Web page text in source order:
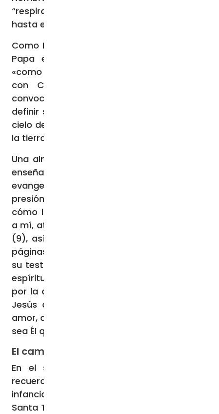
“respirado” por Teresa como acto de amor,
hasta el último aliento» (8).
Como Patrona de las misiones, recuerda el
Papa en la exhortación apostólica, que
«como sucede en todo encuentro auténtico
con Cristo, esta experiencia de fe la
convocaba a la misión. Teresita pudo
definir su misión con estas palabras: “En el
cielo desearé lo mismo que deseo ahora en
la tierra: amar a Jesús y hacerle amar”» (9).
Una alma misionera, señala Francisco, que
enseña «su modo de entender la
evangelización por atracción, no por
presión o proselitismo. Vale la pena leer
cómo lo sintetiza ella misma: “Al atraerme
a mí, atrae también a las almas que amo…»
(9), así lo escribía la santa en las últimas
páginas de «Historia de un alma» (10) como
su testamento misionero «con un ferviente
espíritu apostólico» (11), dejándose guiar
por la acción del Espíritu Santo: «Yo pido a
Jesús que me atraiga a las llamas de su
amor, que me una tan íntimamente a Él que
sea Él quien viva y quien actúe en mí» (12).
El caminito de la confianza y del amor
En el segundo capítulo el Santo Padre
recuerda el valor de “El camino de la
infancia espiritual” (14) propuesto por
Santa Teresa del Niño Jesús que subraya la